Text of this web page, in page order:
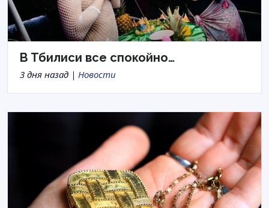
В Тбилиси все спокойно…
3 дня назад | Новости